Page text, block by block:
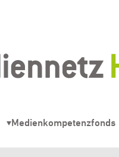
Medienkompetenzfonds